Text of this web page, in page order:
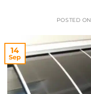
POSTED ON
14
Sep